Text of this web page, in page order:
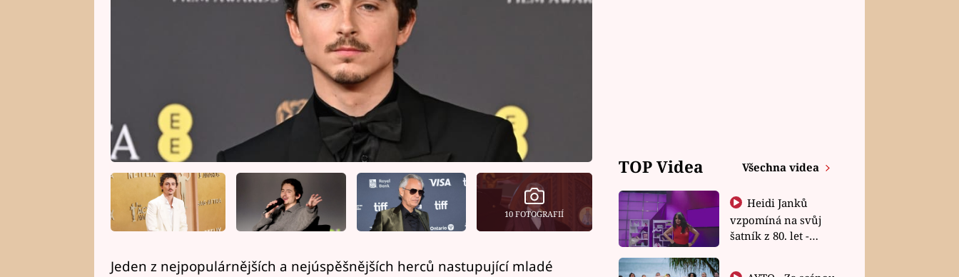
10 FOTOGRAFIÍ
Jeden z nejpopulárnějších a nejúspěšnějších herců nastupující mladé
TOP Videa Všechna videa
Heidi Janků
vzpomíná na svůj
šatník z 80. let -